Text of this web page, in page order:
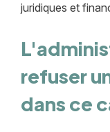
juridiques et
refuser
dans ce